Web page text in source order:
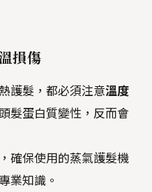
損傷
護髮，都必須注意溫度
髮蛋白質變性，反而會
確保使用的蒸氣護髮機
業知識。